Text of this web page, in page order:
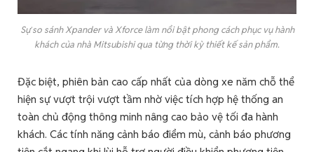
Sự so sánh Xpander và Xforce làm nổi bật phong cách phục vụ hành
khách của nhà Mitsubishi qua từng thời kỳ thiết kế sản phẩm.
Đặc biệt, phiên bản cao cấp nhất của dòng xe năm chỗ thể
hiện sự vượt trội vượt tầm nhờ việc tích hợp hệ thống an
toàn chủ động thông minh nâng cao bảo vệ tối đa hành
khách. Các tính năng cảnh báo điểm mù, cảnh báo phương